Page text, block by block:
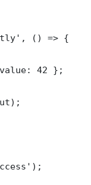
() => {
42 };